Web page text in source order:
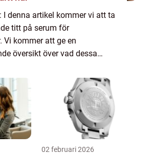
I denna artikel kommer vi att ta
titt på serum för
Vi kommer att ge en
översikt över vad dessa
presentera olika typer av
populära...
02 februari 2026